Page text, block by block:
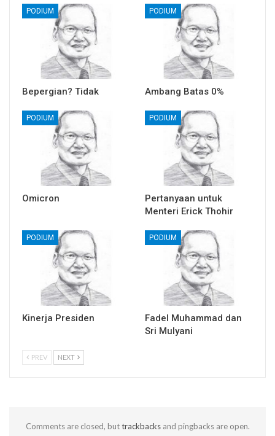
PODIUM
Bepergian? Tidak
PODIUM
Ambang Batas 0%
PODIUM
Omicron
PODIUM
Pertanyaan untuk
Menteri Erick Thohir
PODIUM
Kinerja Presiden
PODIUM
Fadel Muhammad dan
Sri Mulyani
PREV NEXT
Comments are closed, buttrackbacksand pingbacks are open.